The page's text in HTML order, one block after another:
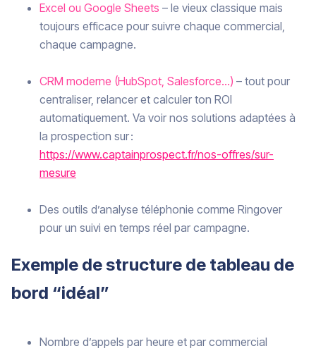
Excel ou Google Sheets – le vieux classique mais
toujours efficace pour suivre chaque commercial,
chaque campagne.
CRM moderne (HubSpot, Salesforce…) – tout pour
centraliser, relancer et calculer ton ROI
automatiquement. Va voir nos solutions adaptées à
la prospection sur :
https://www.captainprospect.fr/nos-offres/sur-
mesure
Des outils d’analyse téléphonie comme Ringover
pour un suivi en temps réel par campagne.
Exemple de structure de tableau de
bord “idéal”
Nombre d’appels par heure et par commercial